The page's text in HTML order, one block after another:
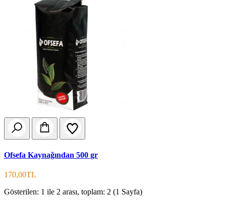
Ofsefa Kaynağından 500 gr
170,00TL
Gösterilen: 1 ile 2 arası, toplam: 2 (1 Sayfa)